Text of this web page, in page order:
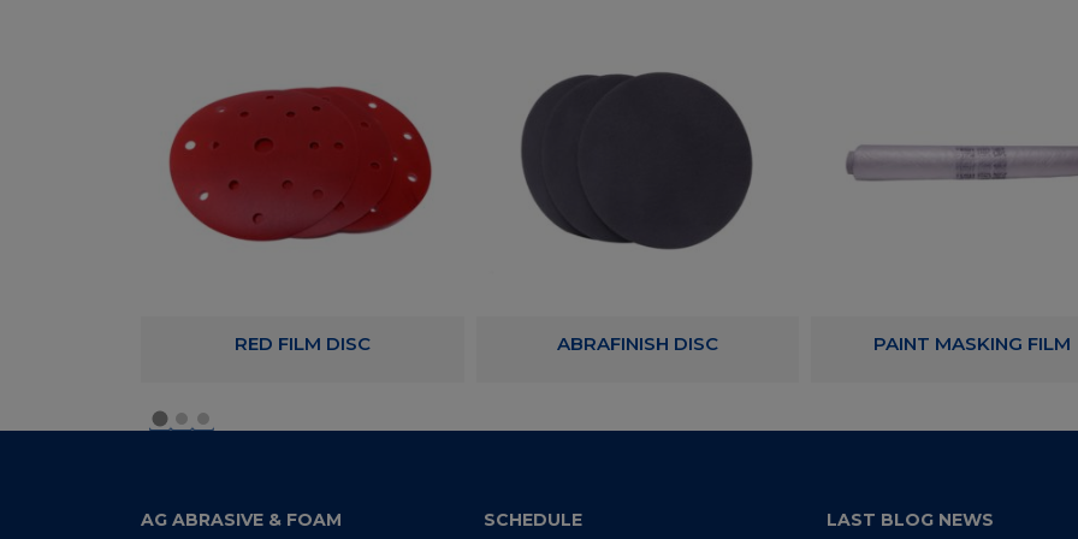
RED FILM DISC ABRAFINISH DISC PAINT MASKING FILM
AG ABRASIVE & FOAM SCHEDULE LAST BLOG NEWS